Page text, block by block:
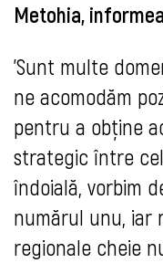
Metohia,
'Sunt multe
ne acomodăm
pentru a obține
strategic între
îndoială, vorbim
numărul unu, iar
regionale cheie